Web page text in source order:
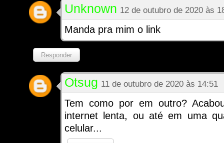
Unknown 12 de outubro de 2020 às
Manda pra mim o link
Responder
Otsug 11 de outubro de 2020 às 14:51
Tem como por em outro?
internet lenta, ou até em uma
celular...